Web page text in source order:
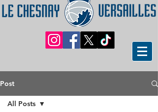
Post
All Posts